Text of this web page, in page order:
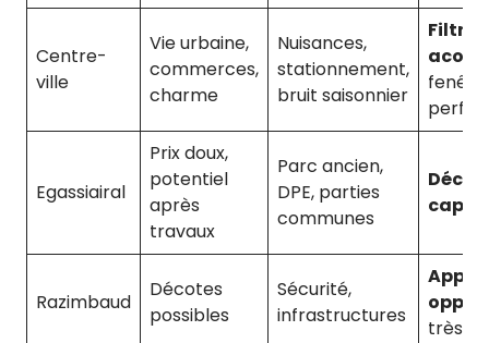
Centre-
ville
Vie urbaine,
commerces,
charme
Nuisances,
stationnement,
bruit saisonnier
Filtre
Egassiairal
Prix doux,
potentiel
après
travaux
Parc ancien,
DPE, parties
communes
capex
Razimbaud
Décotes
possibles
Sécurité,
infrastructures
très